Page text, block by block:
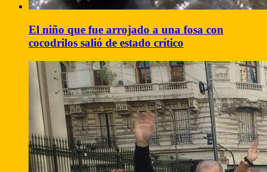
El niño que fue arrojado a una fosa con
cocodrilos salió de estado crítico